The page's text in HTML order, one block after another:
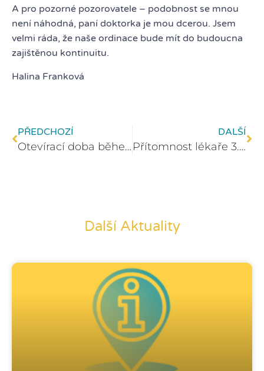
A pro pozorné pozorovatele – podobnost se mnou
není náhodná, paní doktorka je mou dcerou. Jsem
velmi ráda, že naše ordinace bude mít do budoucna
zajištěnou kontinuitu.
Halina Franková
PŘEDCHOZÍ
Otevírací doba během svátků
DALŠÍ
Přítomnost lékaře 3.10.2025
Další Aktuality